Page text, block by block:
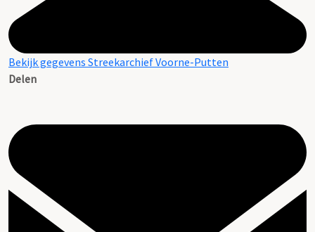
Bekijk gegevens Streekarchief Voorne-Putten
Delen